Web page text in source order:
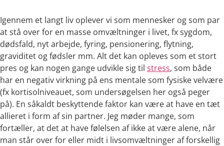
Igennem et langt liv oplever vi som mennesker og som par
at stå over for en masse omvæltninger i livet, fx sygdom,
dødsfald, nyt arbejde, fyring, pensionering, flytning,
graviditet og fødsler mm. Alt det kan opleves som et stort
pres og kan nogen gange udvikle sig til stress, som både
har en negativ virkning på ens mentale som fysiske velvære
(fx kortisolniveauet, som undersøgelsen her også peger
på). En såkaldt beskyttende faktor kan være at have en tæt
allieret i form af sin partner. Jeg møder mange, som
fortæller, at det at have følelsen af ikke at være alene, når
man står over for eller midt i livsomvæltninger af forskellig